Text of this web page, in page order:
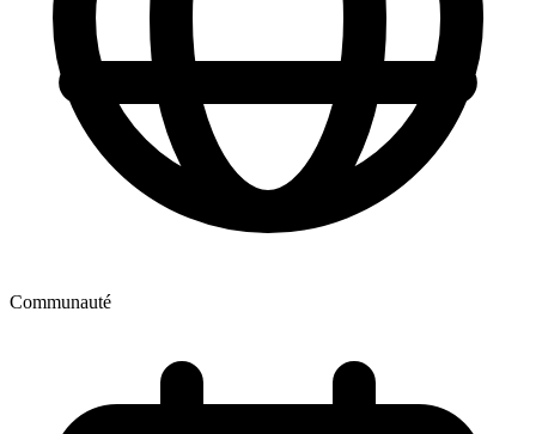
Communauté